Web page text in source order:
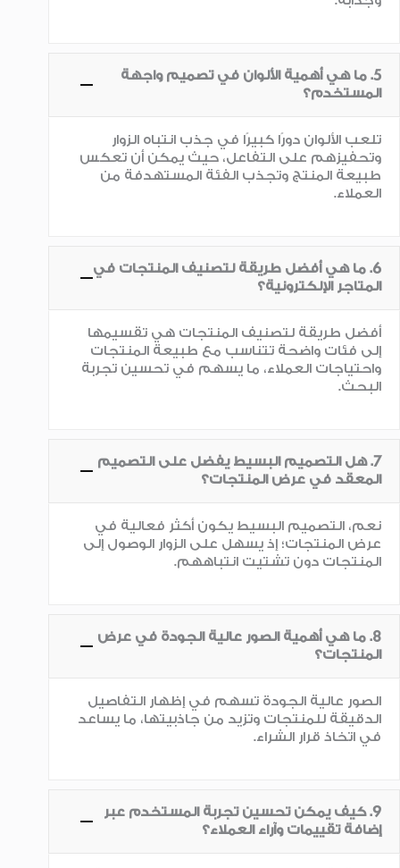
5. ما هي أهمية الألوان في تصميم واجهة
المستخدم؟
تلعب الألوان دورًا كبيرًا في جذب انتباه الزوار
وتحفيزهم على التفاعل، حيث يمكن أن تعكس
طبيعة المنتج وتجذب الفئة المستهدفة من
العملاء.
6. ما هي أفضل طريقة لتصنيف المنتجات في
المتاجر الإلكترونية؟
أفضل طريقة لتصنيف المنتجات هي تقسيمها
إلى فئات واضحة تتناسب مع طبيعة المنتجات
واحتياجات العملاء، ما يسهم في تحسين تجربة
البحث.
7. هل التصميم البسيط يفضل على التصميم
المعقد في عرض المنتجات؟
نعم، التصميم البسيط يكون أكثر فعالية في
عرض المنتجات؛ إذ يسهل على الزوار الوصول إلى
المنتجات دون تشتيت انتباههم.
8. ما هي أهمية الصور عالية الجودة في عرض
المنتجات؟
الصور عالية الجودة تسهم في إظهار التفاصيل
الدقيقة للمنتجات وتزيد من جاذبيتها، ما يساعد
في اتخاذ قرار الشراء.
9. كيف يمكن تحسين تجربة المستخدم عبر
إضافة تقييمات وآراء العملاء؟